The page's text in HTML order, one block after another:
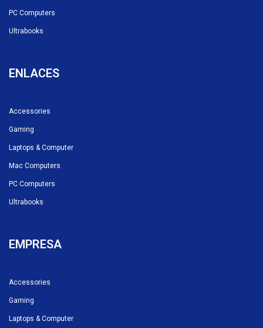
PC Computers
Ultrabooks
ENLACES
Accessories
Gaming
Laptops & Computer
Mac Computers
PC Computers
Ultrabooks
EMPRESA
Accessories
Gaming
Laptops & Computer